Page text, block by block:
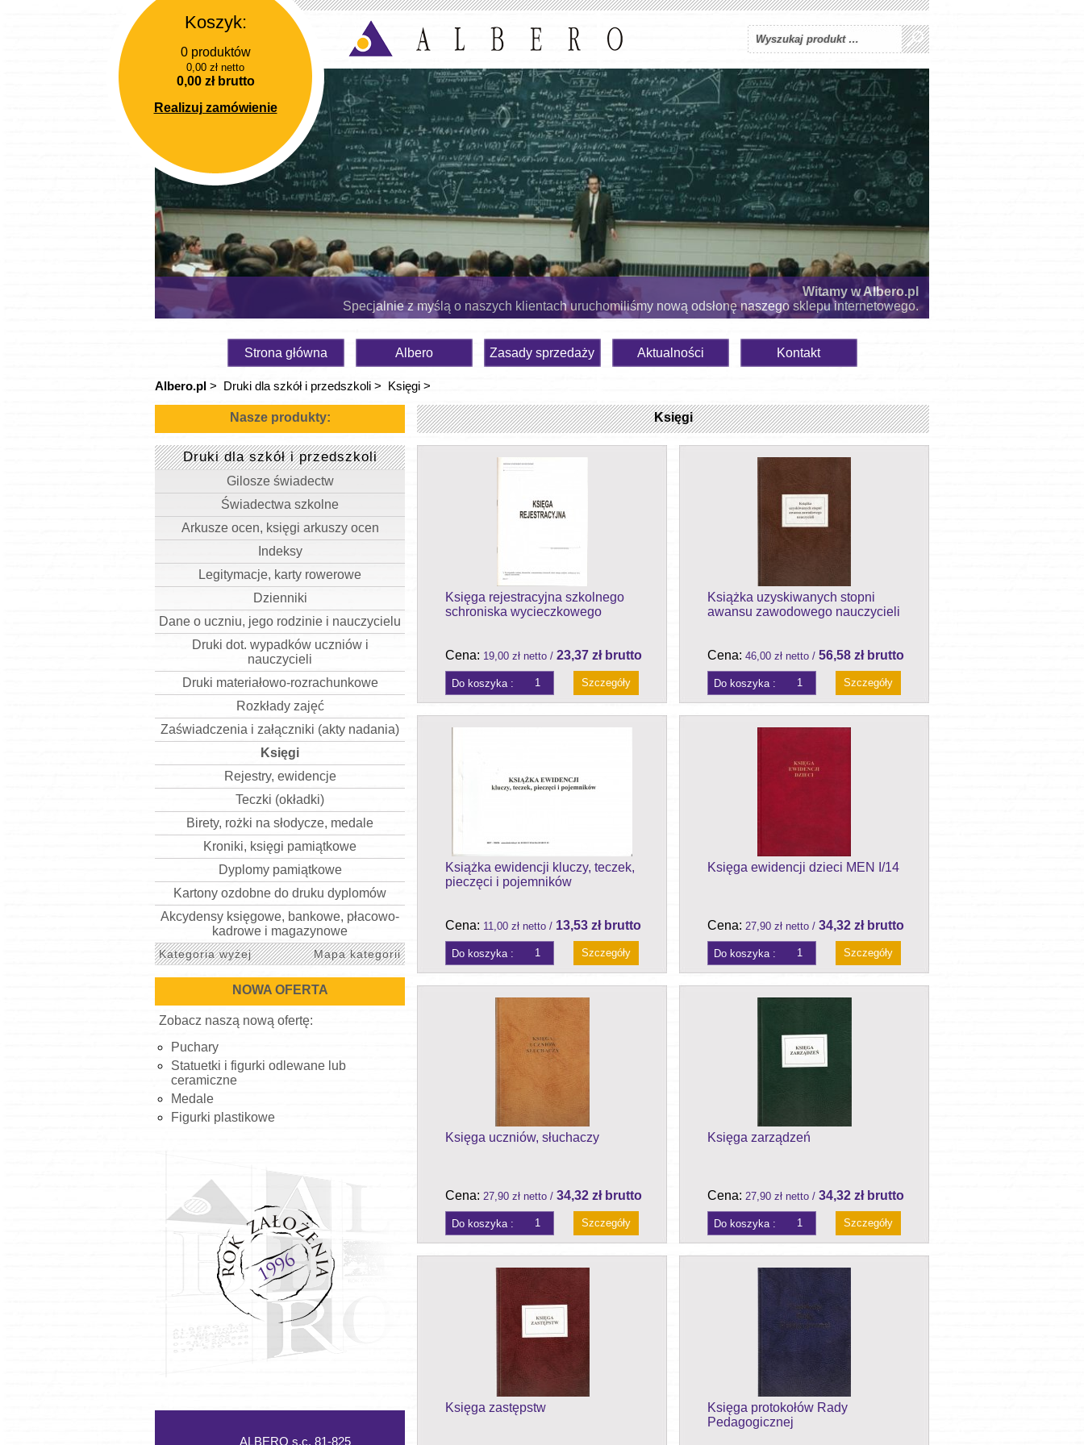
Koszyk:
0 produktów
0,00 zł netto
0,00 zł brutto
Realizuj zamówienie
Witamy w Albero.pl
Specjalnie z myślą o naszych klientach uruchomiliśmy nową odsłonę naszego sklepu internetowego.
Strona główna Albero Zasady sprzedaży Aktualności Kontakt
Albero.pl > Druki dla szkół i przedszkoli > Księgi >
Nasze produkty:
Druki dla szkół i przedszkoli
Gilosze świadectw
Świadectwa szkolne
Arkusze ocen, księgi arkuszy ocen
Indeksy
Legitymacje, karty rowerowe
Dzienniki
Dane o uczniu, jego rodzinie i nauczycielu
Druki dot. wypadków uczniów i
nauczycieli
Druki materiałowo-rozrachunkowe
Rozkłady zajęć
Zaświadczenia i załączniki (akty nadania)
Księgi
Rejestry, ewidencje
Teczki (okładki)
Birety, rożki na słodycze, medale
Kroniki, księgi pamiątkowe
Dyplomy pamiątkowe
Kartony ozdobne do druku dyplomów
Akcydensy księgowe, bankowe, płacowo-
kadrowe i magazynowe
Kategoria wyżej Mapa kategorii
NOWA OFERTA
Zobacz naszą nową ofertę:
Puchary
Statuetki i figurki odlewane lub
ceramiczne
Medale
Figurki plastikowe
ALBERO s.c. 81-825
Księgi
Księga rejestracyjna szkolnego
schroniska wycieczkowego
Cena: 19,00 zł netto / 23,37 zł brutto
Szczegóły
Książka uzyskiwanych stopni
awansu zawodowego nauczycieli
Cena: 46,00 zł netto / 56,58 zł brutto
Szczegóły
Książka ewidencji kluczy, teczek,
pieczęci i pojemników
Cena: 11,00 zł netto / 13,53 zł brutto
Szczegóły
Księga ewidencji dzieci MEN I/14
Cena: 27,90 zł netto / 34,32 zł brutto
Szczegóły
Księga uczniów, słuchaczy
Cena: 27,90 zł netto / 34,32 zł brutto
Szczegóły
Księga zarządzeń
Cena: 27,90 zł netto / 34,32 zł brutto
Szczegóły
Księga zastępstw
Księga protokołów Rady
Pedagogicznej